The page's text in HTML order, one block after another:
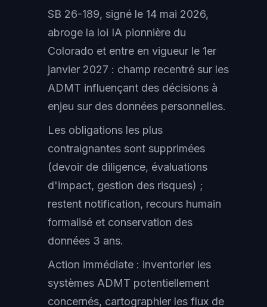
SB 26-189, signé le 14 mai 2026,
abroge la loi IA pionnière du
Colorado et entre en vigueur le 1er
janvier 2027 : champ recentré sur les
ADMT influençant des décisions à
enjeu sur des données personnelles.
Les obligations les plus
contraignantes sont supprimées
(devoir de diligence, évaluations
d'impact, gestion des risques) ;
restent notification, recours humain
formalisé et conservation des
données 3 ans.
Action immédiate : inventorier les
systèmes ADMT potentiellement
concernés, cartographier les flux de